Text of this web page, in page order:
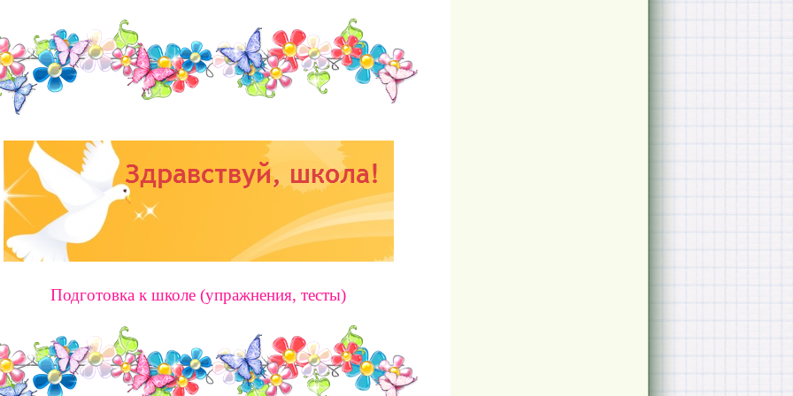
Подготовка к школе (упражнения, тесты)